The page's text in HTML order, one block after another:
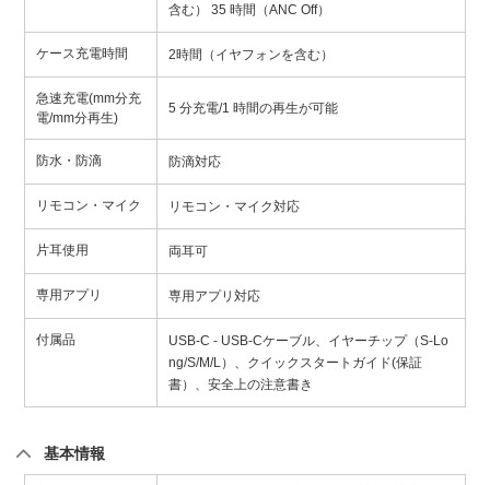
含む） 35 時間（ANC Off）
ケース充電時間 2時間（イヤフォンを含む）
急速充電(mm分充
電/mm分再生)
5 分充電/1 時間の再生が可能
防水・防滴 防滴対応
リモコン・マイク リモコン・マイク対応
片耳使用 両耳可
専用アプリ 専用アプリ対応
付属品
USB-C - USB-Cケーブル、イヤーチップ（S-Lo
ng/S/M/L）、クイックスタートガイド(保証
書）、安全上の注意書き
基本情報